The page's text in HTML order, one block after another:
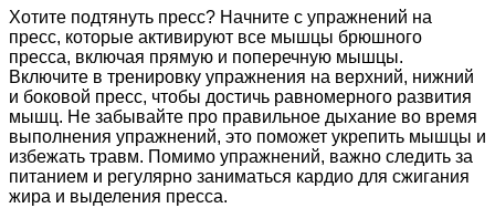
Хотите подтянуть пресс? Начните с упражнений на
пресс, которые активируют все мышцы брюшного
пресса, включая прямую и поперечную мышцы.
Включите в тренировку упражнения на верхний, нижний
и боковой пресс, чтобы достичь равномерного развития
мышц. Не забывайте про правильное дыхание во время
выполнения упражнений, это поможет укрепить мышцы и
избежать травм. Помимо упражнений, важно следить за
питанием и регулярно заниматься кардио для сжигания
жира и выделения пресса.